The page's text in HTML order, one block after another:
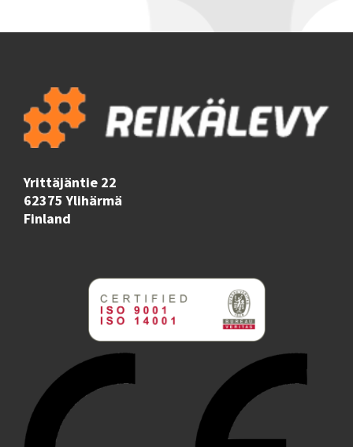
Yrittäjäntie 22
62375 Ylihärmä
Finland